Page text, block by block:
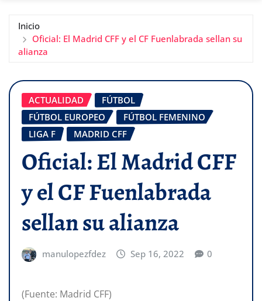
Inicio
Oficial: El Madrid CFF y el CF Fuenlabrada sellan su
alianza
ACTUALIDAD
FÚTBOL
FÚTBOL EUROPEO
FÚTBOL FEMENINO
LIGA F
MADRID CFF
Oficial: El Madrid CFF
y el CF Fuenlabrada
sellan su alianza
manulopezfdez Sep 16, 2022 0
(Fuente: Madrid CFF)